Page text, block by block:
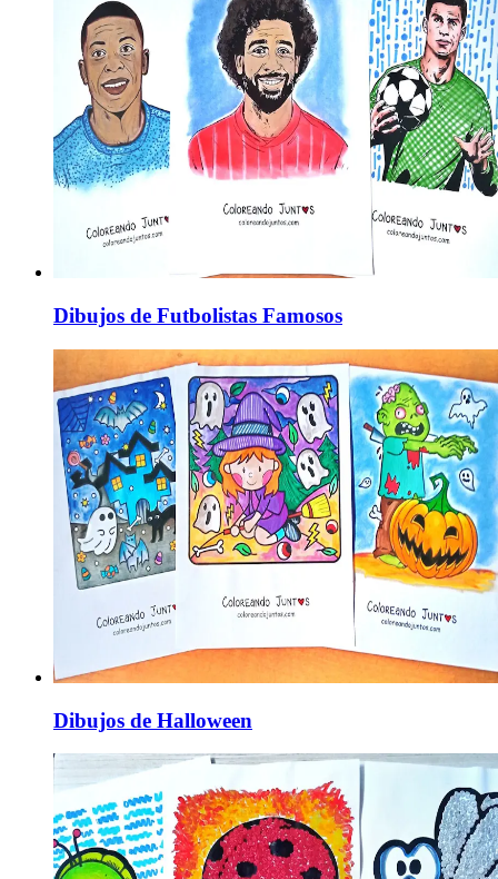
Dibujos de Futbolistas Famosos
Dibujos de Halloween